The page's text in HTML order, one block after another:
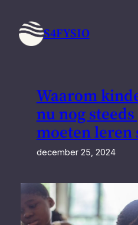
S4FYSIO
Waarom
nu nog
moeten leren
december 25, 2024